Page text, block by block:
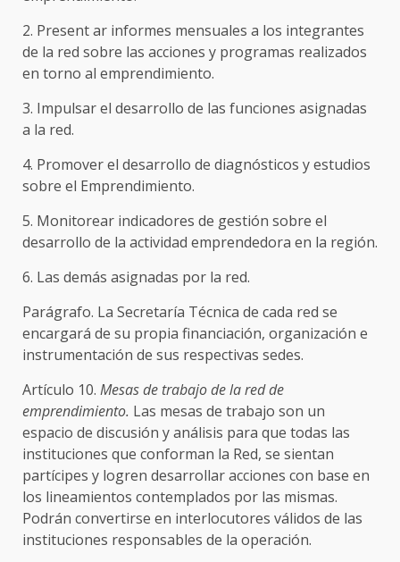
2. Present ar informes mensuales a los integrantes
de la red sobre las acciones y programas realizados
en torno al emprendimiento.
3. Impulsar el desarrollo de las funciones asignadas
a la red.
4. Promover el desarrollo de diagnósticos y estudios
sobre el Emprendimiento.
5. Monitorear indicadores de gestión sobre el
desarrollo de la actividad emprendedora en la región.
6. Las demás asignadas por la red.
Parágrafo. La Secretaría Técnica de cada red se
encargará de su propia financiación, organización e
instrumentación de sus respectivas sedes.
Artículo 10. Mesas de trabajo de la red de
emprendimiento. Las mesas de trabajo son un
espacio de discusión y análisis para que todas las
instituciones que conforman la Red, se sientan
partícipes y logren desarrollar acciones con base en
los lineamientos contemplados por las mismas.
Podrán convertirse en interlocutores válidos de las
instituciones responsables de la operación.